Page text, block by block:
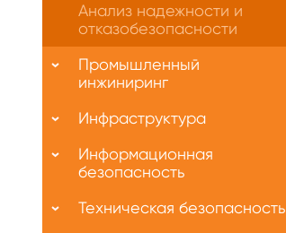
Анализ надежности и
отказобезопасности
Промышленный
инжиниринг
Инфраструктура
Информационная
безопасность
Техническая безопасность